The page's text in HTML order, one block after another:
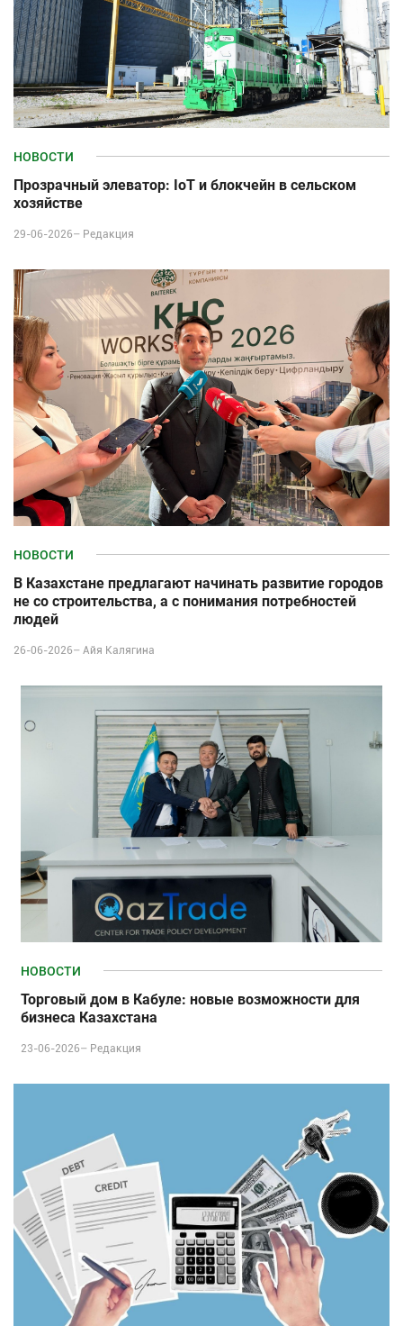
НОВОСТИ
Прозрачный элеватор: IoT и блокчейн в сельском
хозяйстве
29-06-2026– Редакция
НОВОСТИ
В Казахстане предлагают начинать развитие городов
не со строительства, а с понимания потребностей
людей
26-06-2026– Айя Калягина
НОВОСТИ
Торговый дом в Кабуле: новые возможности для
бизнеса Казахстана
23-06-2026– Редакция